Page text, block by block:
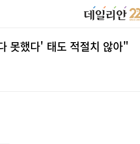
못했다' 태도 적절치 않아"